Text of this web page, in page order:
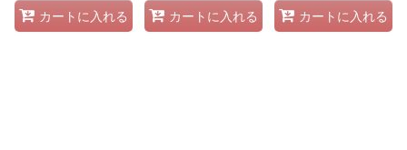
カートに入れる カートに入れる カートに入れる